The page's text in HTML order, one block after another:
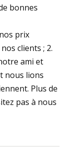
bonnes
prix
clients ; 2.
ami et
nous lions
Plus de
pas à nous